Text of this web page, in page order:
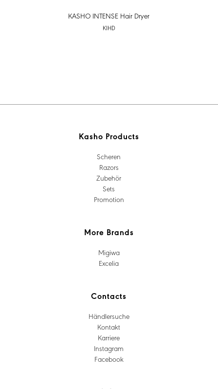
KASHO INTENSE Hair Dryer
KIHD
Kasho Products
More Brands
Contacts
Scheren
Razors
Zubehör
Sets
Promotion
Migiwa
Excelia
Händlersuche
Kontakt
Karriere
Instagram
Facebook